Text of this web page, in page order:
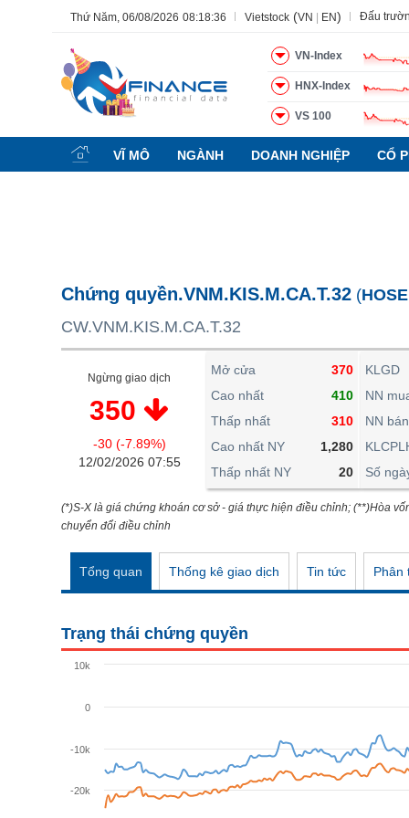
Thứ Năm, 06/08/2026 08:18:37 Vietstock (VN EN) Đấu
VN-Index
HNX-Index
VS 100
VĨ MÔ NGÀNH DOANH NGHIỆP CỔ
Chứng quyền.VNM.KIS.M.CA.T.32 (
CW.VNM.KIS.M.CA.T.32
Ngừng giao dịch
350
-30 (-7.89%)
12/02/2026 07:55
Mở cửa
370
Cao nhất
410
Thấp nhất
310
Cao nhất NY
1,280
Thấp nhất NY
20
KLGD
NN
NN bán
Số
(*)S-X là giá chứng khoán cơ sở - giá thực hiện điều chỉnh; (**)Hòa
chuyển đổi điều chỉnh
Tổng quan Thống kê giao dịch Tin tức Phân
Trạng thái chứng quyền
-20k
-10k
0
10k
Tính năng Ngành Mã chứng khoán Lãnh
BẤT ĐỘNG SẢN
TÀI CHÍNH
KINH TẾ
THẾ GIỚI
ĐÔNG DƯƠNG
PHÂN TÍCH
VS-SECTOR
NGUYÊN VẬT LIỆU
TIÊU DÙNG KHÔNG THIẾT YẾU
TIÊU DÙNG THIẾT YẾU
CHĂM SÓC SỨC KHỎE